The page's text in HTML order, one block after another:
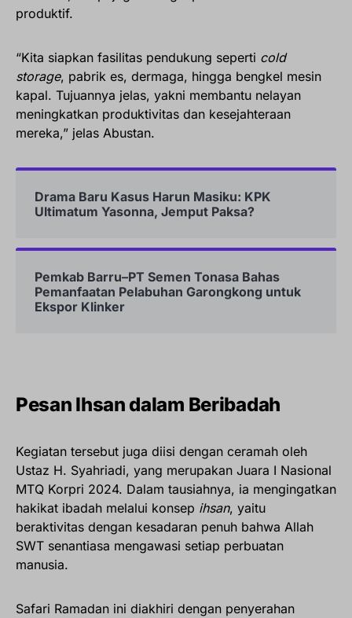
produktif.
“Kita siapkan fasilitas pendukung seperti cold
storage, pabrik es, dermaga, hingga bengkel mesin
kapal. Tujuannya jelas, yakni membantu nelayan
meningkatkan produktivitas dan kesejahteraan
mereka,” jelas Abustan.
Drama Baru Kasus Harun Masiku: KPK
Ultimatum Yasonna, Jemput Paksa?
Pemkab Barru–PT Semen Tonasa Bahas
Pemanfaatan Pelabuhan Garongkong untuk
Ekspor Klinker
Pesan Ihsan dalam Beribadah
Kegiatan tersebut juga diisi dengan ceramah oleh
Ustaz H. Syahriadi, yang merupakan Juara I Nasional
MTQ Korpri 2024. Dalam tausiahnya, ia mengingatkan
hakikat ibadah melalui konsep ihsan, yaitu
beraktivitas dengan kesadaran penuh bahwa Allah
SWT senantiasa mengawasi setiap perbuatan
manusia.
Safari Ramadan ini diakhiri dengan penyerahan